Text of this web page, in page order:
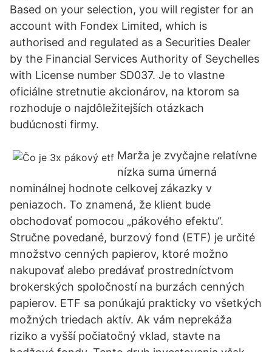
Based on your selection, you will register for an
account with Fondex Limited, which is
authorised and regulated as a Securities Dealer
by the Financial Services Authority of Seychelles
with License number SD037. Je to vlastne
oficiálne stretnutie akcionárov, na ktorom sa
rozhoduje o najdôležitejších otázkach
budúcnosti firmy.
Marža je zvyčajne relatívne
nízka suma úmerná
nominálnej hodnote celkovej zákazky v
peniazoch. To znamená, že klient bude
obchodovať pomocou „pákového efektu“.
Stručne povedané, burzový fond (ETF) je určité
množstvo cenných papierov, ktoré možno
nakupovať alebo predávať prostredníctvom
brokerských spoločností na burzách cenných
papierov. ETF sa ponúkajú prakticky vo všetkých
možných triedach aktív. Ak vám neprekáža
riziko a vyšší počiatočný vklad, stavte na